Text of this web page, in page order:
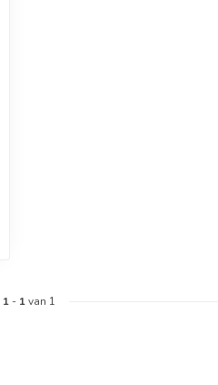
1 - 1van 1